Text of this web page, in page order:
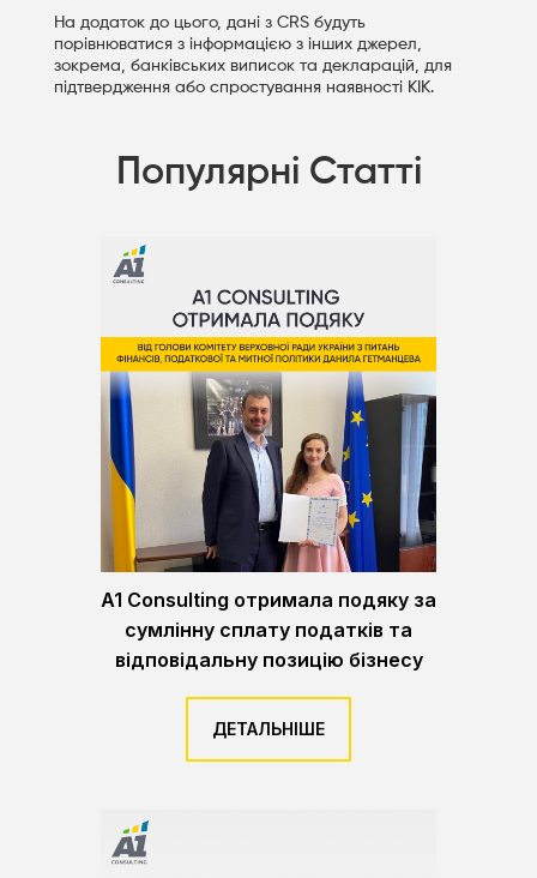
На додаток до цього, дані з CRS будуть
порівнюватися з інформацією з інших джерел,
зокрема, банківських виписок та декларацій, для
підтвердження або спростування наявності КІК.
Популярні Статті
A1 Consulting отримала подяку за
сумлінну сплату податків та
відповідальну позицію бізнесу
ДЕТАЛЬНІШЕ